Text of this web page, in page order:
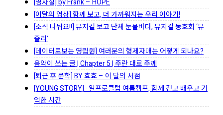
[영사실] by Frank – HOPE
[이달의 영상] 함께 보고, 더 가까워지는 우리 이야기!
[소식 나눠요!!] 뮤지컬 보고 단체 눈물바다, 뮤지컬 동호회 ‘뮤
즐리’
[데이터로보는 영림원] 여러분의 형제자매는 어떻게 되나요?
음악이 쓰는 글 | Chapter 5 | 주란 대로 주께
[퇴근 후 문학] BY 효효 – 이 달의 서점
[YOUNG STORY] · 일프로클럽 여름캠프, 함께 걷고 배우고 기
억한 시간